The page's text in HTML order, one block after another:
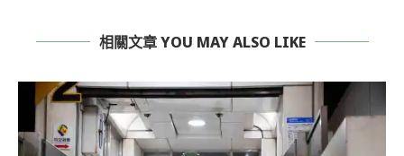
相關文章 YOU MAY ALSO LIKE